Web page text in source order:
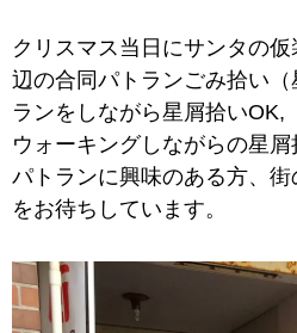
クリスマス当日にサンタの
辺の合同パトランごみ拾い（
ランをしながら星屑拾いOK,
ウォーキングしながらの星屑
パトランに興味のある方、
をお待ちしています。